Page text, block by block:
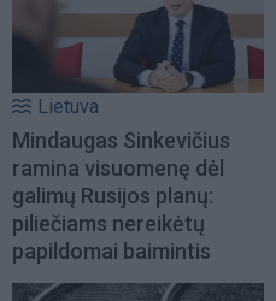
Lietuva
Mindaugas Sinkevičius
ramina visuomenę dėl
galimų Rusijos planų:
piliečiams nereikėtų
papildomai baimintis